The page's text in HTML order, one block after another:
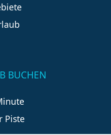
BUCHEN
Piste